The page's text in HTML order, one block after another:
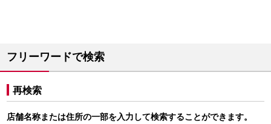
フリーワードで検索
再検索
店舗名称または住所の一部を入力して検索することができます。